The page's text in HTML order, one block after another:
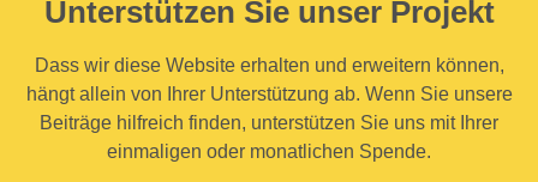
Unterstützen Sie unser Projekt
Dass wir diese Website erhalten und erweitern können,
hängt allein von Ihrer Unterstützung ab. Wenn Sie unsere
Beiträge hilfreich finden, unterstützen Sie uns mit Ihrer
einmaligen oder monatlichen Spende.